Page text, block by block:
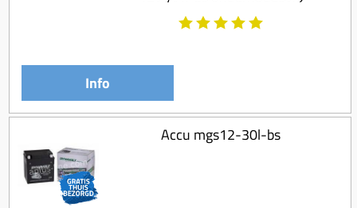
Koppeling compleet
Koppeling trekveer
Ketting / tandwiel
Koeling (delen)
Overbrenging
Info
Accu mgs12-30l-bs